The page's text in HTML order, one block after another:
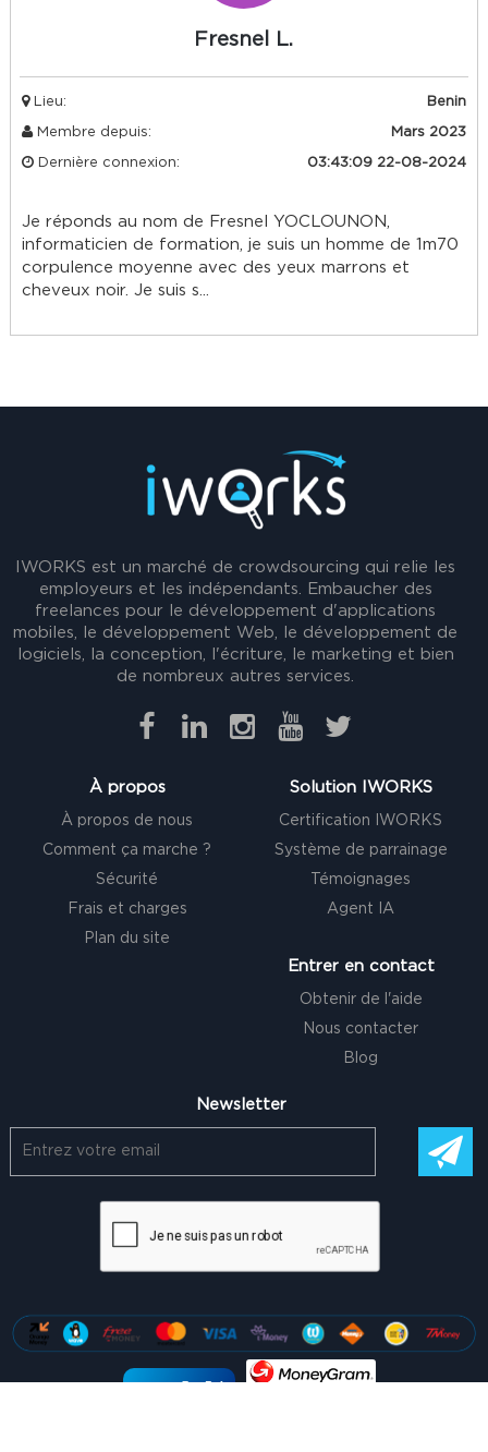
Fresnel L.
Lieu: Benin
Membre depuis: Mars 2023
Dernière connexion: 03:43:09 22-08-2024
Je réponds au nom de Fresnel YOCLOUNON,
informaticien de formation, je suis un homme de 1m70
corpulence moyenne avec des yeux marrons et
cheveux noir. Je suis s...
IWORKS est un marché de crowdsourcing qui relie les
employeurs et les indépendants. Embaucher des
freelances pour le développement d'applications
mobiles, le développement Web, le développement de
logiciels, la conception, l'écriture, le marketing et bien
de nombreux autres services.
À propos
À propos de nous
Comment ça marche ?
Sécurité
Frais et charges
Plan du site
Solution IWORKS
Certification IWORKS
Système de parrainage
Témoignages
Agent IA
Entrer en contact
Obtenir de l'aide
Nous contacter
Blog
Newsletter